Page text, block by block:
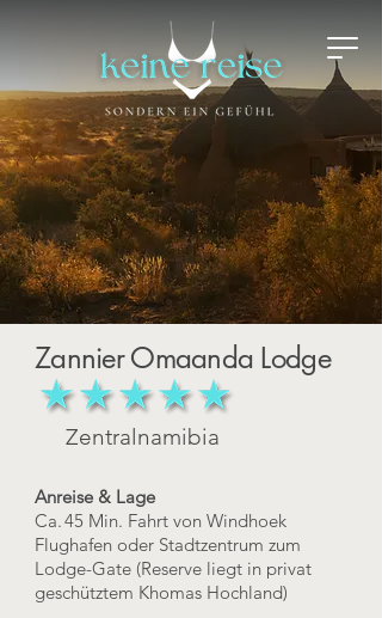
Zannier Omaanda Lodge
Zentralnamibia
Anreise & Lage
Ca. 45 Min. Fahrt von Windhoek
Flughafen oder Stadtzentrum zum
Lodge-Gate (Reserve liegt in privat
geschütztem Khomas Hochland)